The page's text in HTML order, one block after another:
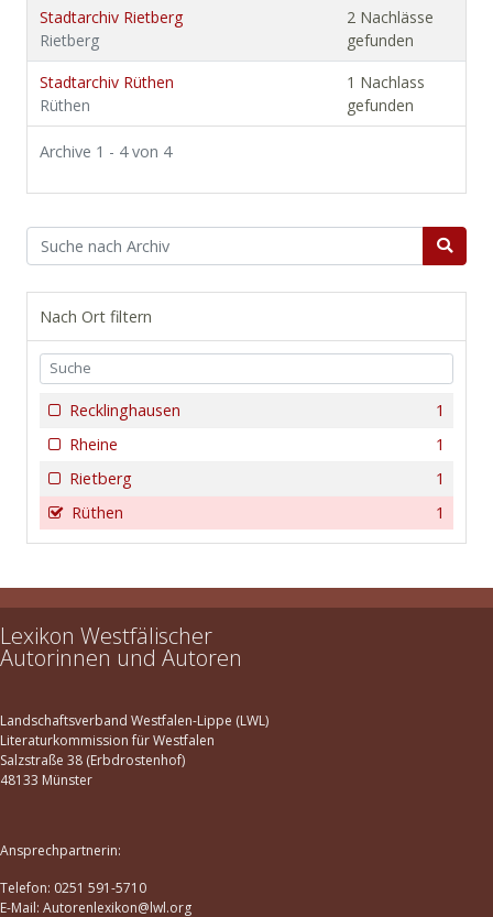
Stadtarchiv Rietberg
Rietberg
2 Nachlässe
gefunden
Stadtarchiv Rüthen
Rüthen
1 Nachlass
gefunden
Archive 1 - 4 von 4
Nach Ort filtern
1
Recklinghausen
1
Rheine
1
Rietberg
1
Rüthen
Lexikon Westfälischer
Autorinnen und Autoren
Landschaftsverband Westfalen-Lippe (LWL)
Literaturkommission für Westfalen
Salzstraße 38 (Erbdrostenhof)
48133 Münster
Ansprechpartnerin:
Telefon: 0251 591-5710
E-Mail: Autorenlexikon@lwl.org